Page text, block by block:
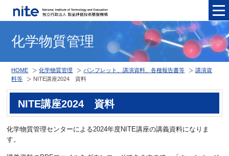
化学物質管理
HOME 化学物質管理 パンフレット、講演資料、各種報告書等
講演資
料等
NITE講座2024 資料
NITE講座2024 資料
化学物質管理センターによる2024年度NITE講座の講義資料になりま
す。